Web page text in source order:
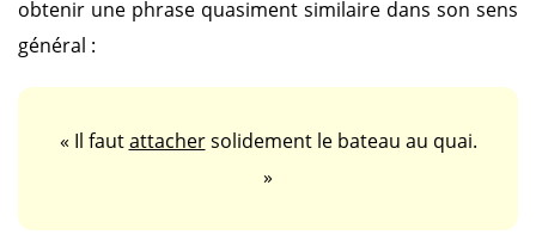
obtenir une phrase quasiment similaire dans son sens
général :
« Il fautattachersolidement le bateau au quai.
»